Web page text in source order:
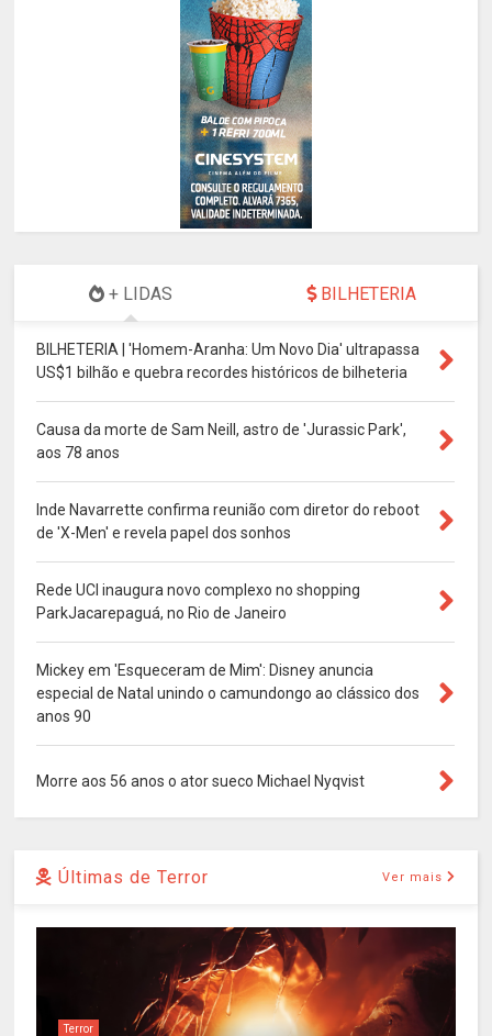
+ LIDAS BILHETERIA
BILHETERIA | 'Homem-Aranha: Um Novo Dia' ultrapassa
US$1 bilhão e quebra recordes históricos de bilheteria
Causa da morte de Sam Neill, astro de 'Jurassic Park',
aos 78 anos
Inde Navarrette confirma reunião com diretor do reboot
de 'X-Men' e revela papel dos sonhos
Rede UCI inaugura novo complexo no shopping
ParkJacarepaguá, no Rio de Janeiro
Mickey em 'Esqueceram de Mim': Disney anuncia
especial de Natal unindo o camundongo ao clássico dos
anos 90
Morre aos 56 anos o ator sueco Michael Nyqvist
Últimas de Terror Ver mais
Terror